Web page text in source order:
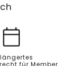
für Member